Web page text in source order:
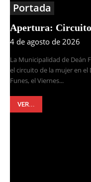
Portada
Apertura:
4 de agosto de 2026
La Municipalidad de Deán
el circuito de la mujer en el
Funes, el Viernes...
VER...